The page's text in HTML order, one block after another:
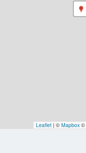
Leaflet | © Mapbox ©